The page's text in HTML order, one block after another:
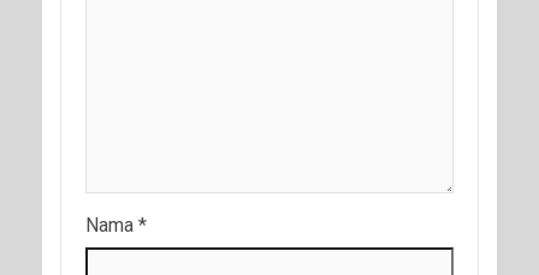
Nama *